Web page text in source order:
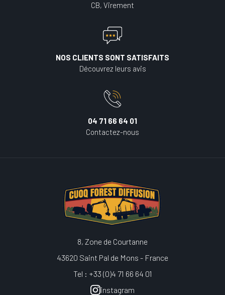
CB, Virement
NOS CLIENTS SONT SATISFAITS
Découvrez leurs avis
04 71 66 64 01
Contactez-nous
8, Zone de Courtanne
43620 Saint Pal de Mons - France
Tel : +33 (0)4 71 66 64 01
instagram